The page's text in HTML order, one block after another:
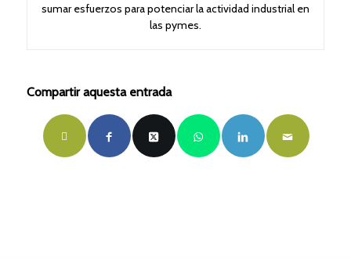
sumar esfuerzos para potenciar la actividad industrial en
las pymes.
Compartir aquesta entrada